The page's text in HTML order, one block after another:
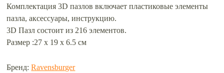
Комплектация 3D пазлов включает пластиковые элементы
пазла, аксессуары, инструкцию.
3D Пазл состоит из 216 элементов.
Размер :27 х 19 х 6.5 см
Бренд:Ravensburger